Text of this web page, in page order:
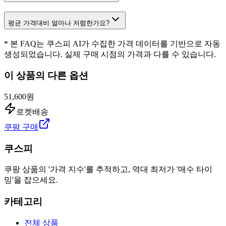
평균 가격대비 얼마나 저렴한가요?
* 본 FAQ는 쿠스피 AI가 수집한 가격 데이터를 기반으로 자동
생성되었습니다. 실제 구매 시점의 가격과 다를 수 있습니다.
이 상품의 다른 옵션
51,600원
로켓배송
쿠팡 구매
쿠스피
쿠팡 상품의 '가격 지수'를 추적하고, 역대 최저가 '매수 타이
밍'을 잡으세요.
카테고리
전체 상품